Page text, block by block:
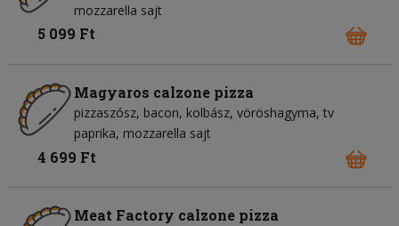
mozzarella sajt
5 099 Ft
Magyaros calzone pizza
pizzaszósz bacon kolbász vöröshagyma tv
paprika mozzarella sajt
4 699 Ft
Meat Factory calzone pizza